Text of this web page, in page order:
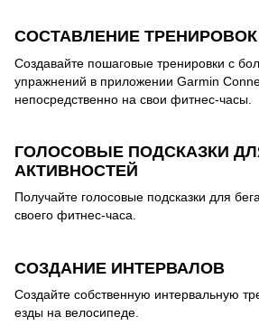
СОСТАВЛЕНИЕ ТРЕНИРОВОК
Создавайте пошаговые тренировки с
упражнений в приложении Garmin
непосредственно на свои фитнес-часы.
ГОЛОСОВЫЕ ПОДСКАЗКИ
АКТИВНОСТЕЙ
Получайте голосовые подсказки для
своего фитнес-часа.
СОЗДАНИЕ ИНТЕРВАЛОВ
Создайте собственную интервальную
езды на велосипеде.